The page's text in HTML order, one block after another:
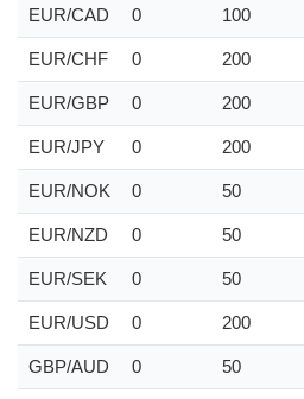
EUR/CAD 0 100
EUR/CHF 0 200
EUR/GBP 0 200
EUR/JPY 0 200
EUR/NOK 0 50
EUR/NZD 0 50
EUR/SEK 0 50
EUR/USD 0 200
GBP/AUD 0 50